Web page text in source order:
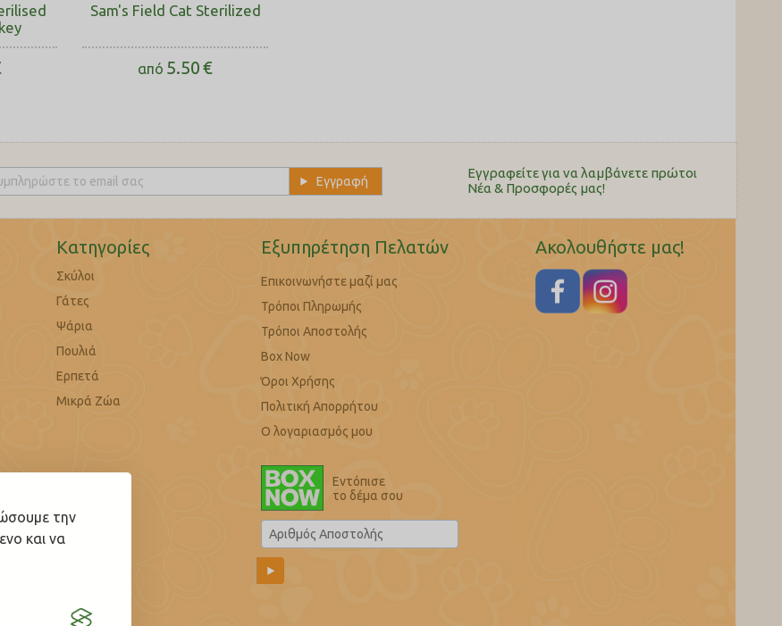
την
και να
Sam's Field Cat Sterilized
από 5.50€
Εγγραφείτε για να λαμβάνετε πρώτοι
Nέα & Προσφορές μας!
Κατηγορίες
Σκύλοι
Γάτες
Ψάρια
Πουλιά
Ερπετά
Μικρά Ζώα
Εξυπηρέτηση Πελατών
Επικοινωνήστε μαζί μας
Τρόποι Πληρωμής
Τρόποι Αποστολής
Box Now
Όροι Χρήσης
Πολιτική Απορρήτου
Ο λογαριασμός μου
Εντόπισε
το δέμα σου
Ακολουθήστε μας!